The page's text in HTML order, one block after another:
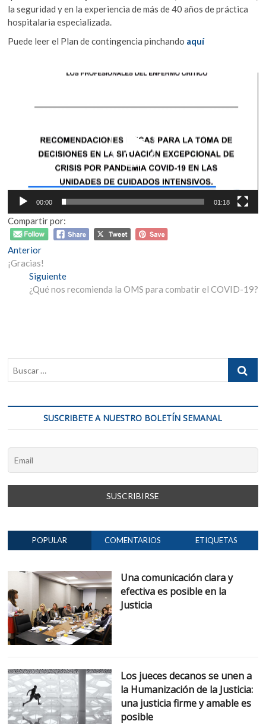
la seguridad y en la experiencia de más de 40 años de práctica
hospitalaria especializada.
Puede leer el Plan de contingencia pinchando aquí
00:00 01:18
Compartir por:
Navegación
de
entradas
AnteriorEntrada
anterior:
¡Gracias!
SiguienteEntrada
siguiente:
¿Qué nos recomienda la OMS para combatir el COVID-19?
SUSCRIBETE A NUESTRO BOLETÍN SEMANAL
POPULAR COMENTARIOS ETIQUETAS
Una comunicación clara y
efectiva es posible en la
Justicia
Los jueces decanos se unen a
la Humanización de la Justicia:
una justicia firme y amable es
posible